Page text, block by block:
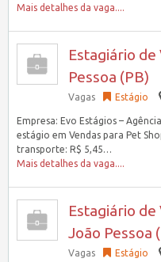
Mais detalhes da vaga....
Estagiário de
Pessoa (PB)
Vagas Estágio
Empresa: Evo Estágios –
estágio em Vendas para Pet
transporte: R$ 5,45…
Mais detalhes da vaga....
Estagiário
João Pessoa
Vagas Estágio